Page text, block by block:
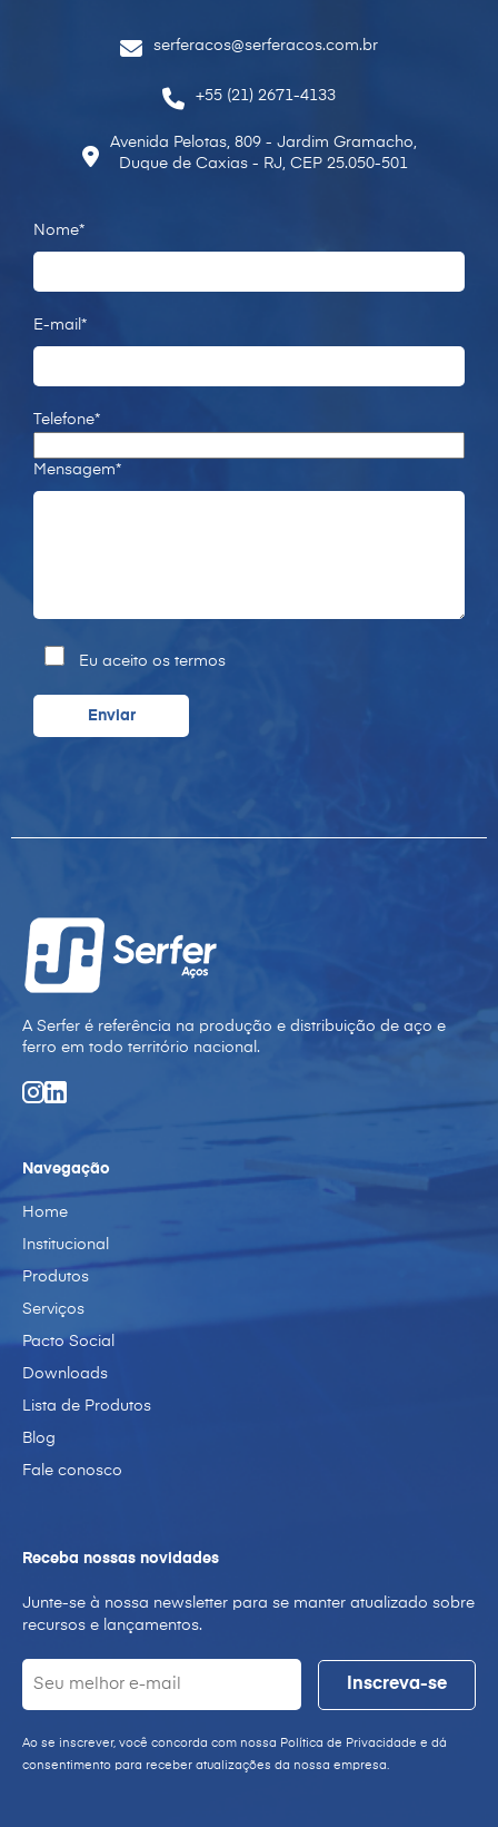
serferacos@serferacos.com.br
+55 (21) 2671-4133
Avenida Pelotas, 809 - Jardim Gramacho,
Duque de Caxias - RJ, CEP 25.050-501
Nome*
E-mail*
Telefone*
Mensagem*
Eu aceito os termos
A Serfer é referência na produção e distribuição de aço e
ferro em todo território nacional.
Navegação
Home
Institucional
Produtos
Serviços
Pacto Social
Downloads
Lista de Produtos
Blog
Fale conosco
Receba nossas novidades
Junte-se à nossa newsletter para se manter atualizado sobre
recursos e lançamentos.
Ao se inscrever, você concorda com nossa Política de Privacidade e dá
consentimento para receber atualizações da nossa empresa.